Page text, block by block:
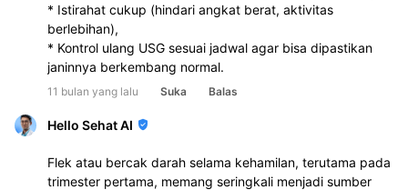
* Istirahat cukup (hindari angkat berat, aktivitas
berlebihan),
* Kontrol ulang USG sesuai jadwal agar bisa dipastikan
janinnya berkembang normal.
11 bulan yang lalu Suka Balas
Hello Sehat AI
Flek atau bercak darah selama kehamilan, terutama pada
trimester pertama, memang seringkali menjadi sumber